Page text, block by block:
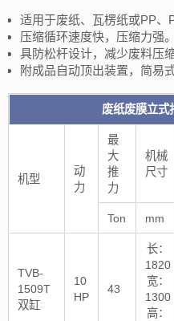
适用于废纸、瓦楞纸或PP、
压缩循环速度快，压缩力强。
具防松杆设计，减少废料压
附成品自动顶出装置，简易
废纸废膜立式
机型
动
力
最
大
推
力
机械
尺寸
Ton mm
TVB-
1509T
双缸
10
HP
43
长：
1820
宽：
1300
高：